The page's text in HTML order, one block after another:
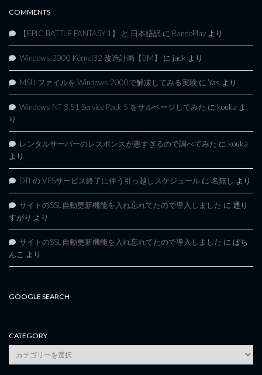
COMMENTS
【EPIC BATTLE FANTASY 1】 と 日本語訳 に RandoPlay より
Windows 2000 Kernel32 改造計画【BM】 に jack より
MSU ファイルを Windows 2000で解凍してみる実験 に Yas より
Windows NT 3.51 Service Pack 5 をサルベージしてみた に kouka よ
り
レンタルサーバーのレスポンスが悪すぎるので調べてみた に kouka
より
DTI の VPSサービス終了に伴う引っ越しスケジュール に 名無し より
サイトのSSL自動更新機能を入れ忘れてたので導入しました に 通り
すがり より
サイトのSSL自動更新機能を入れ忘れてたので導入しました に ぱち
んこ より
GOOGLE SEARCH
CATEGORY
category